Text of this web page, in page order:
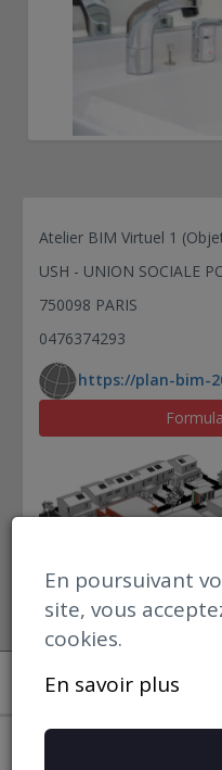
Atelier BIM Virtuel 1
USH - UNION SOCIALE
750098 PARIS
0476374293
https://plan-bim-
En poursuivant
site, vous
cookies.
En savoir plus
Open datBIM
Mentions Légales